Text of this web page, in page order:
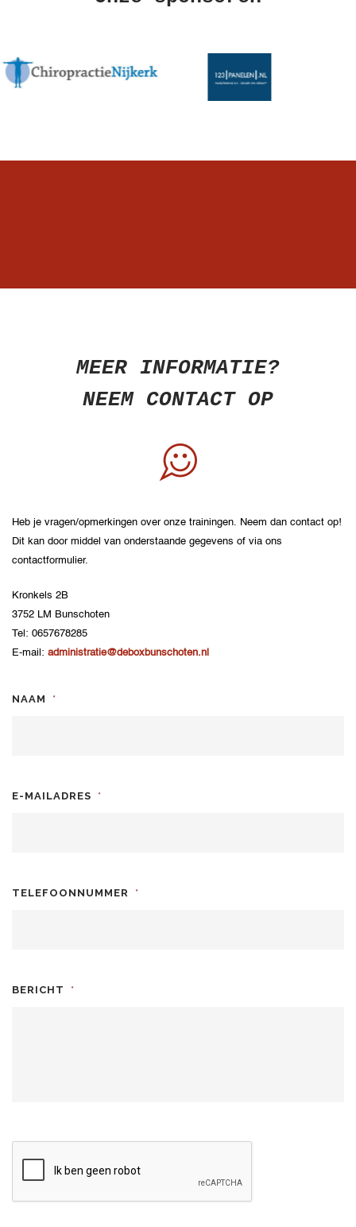
MEER INFORMATIE?
NEEM CONTACT OP
Heb je vragen/opmerkingen over onze trainingen. Neem dan contact op!
Dit kan door middel van onderstaande gegevens of via ons
contactformulier.
Kronkels 2B
3752 LM Bunschoten
Tel: 0657678285
E-mail: administratie@deboxbunschoten.nl
NAAM *
E-MAILADRES *
TELEFOONNUMMER *
BERICHT *